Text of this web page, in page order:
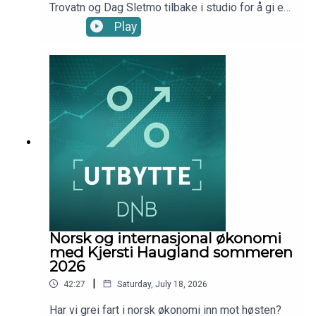
Trovatn og Dag Sletmo tilbake i studio for å gi en
oppdatering på lakseaksjene og de langsiktige
driverne for oppdrettsnæringen.Episoden ble
Brun Haugen, DNB Wealth Management
Investment OfficeProdusent: Kim-André Farago,
DNB Wealth Management Investment Office
Play
Norsk og internasjonal økonomi
med Kjersti Haugland sommeren
2026
42:27 | Saturday, July 18, 2026
Har vi grei fart i norsk økonomi inn mot høsten?